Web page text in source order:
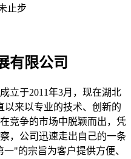
止步
有限公司
立于2011年3月，现在湖北
以来以专业的技术、创新的
竞争的市场中脱颖而出，凭
，公司迅速走出自己的一条
"的宗旨为客户提供方便、